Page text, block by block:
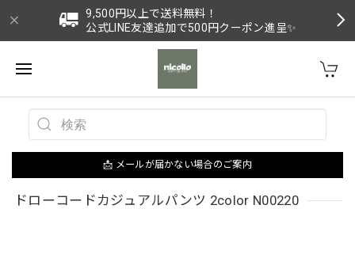
9,500円以上で送料無料！
公式LINE友達追加で500円クーポン進呈✨
📩 メールが届かない場合のご案内
ドローコードカジュアルパンツ 2color N00220